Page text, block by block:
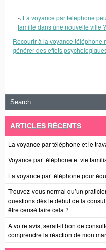
« La voyance par telephone
famille dans une nouvelle ville ?
Recourir à la voyance téléphone
générer des effets
ARTICLES RÉCENTS
La voyance par téléphone et le
Voyance par téléphone et vie
La voyance par téléphone pour
Trouvez-vous normal qu’un
questions dès le début de la
être censé faire cela ?
A votre avis, serait-il bon de
comprendre la réaction de mon